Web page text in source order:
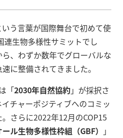
う言葉が国際舞台で初めて使
連生物多様性サミットでし
、わずか数年でグローバルな
に整備されてきました。
「2030年自然協約」が採択さ
チャーポジティブへのコミッ
さらに2022年12月のCOP15
ル生物多様性枠組（GBF） 」